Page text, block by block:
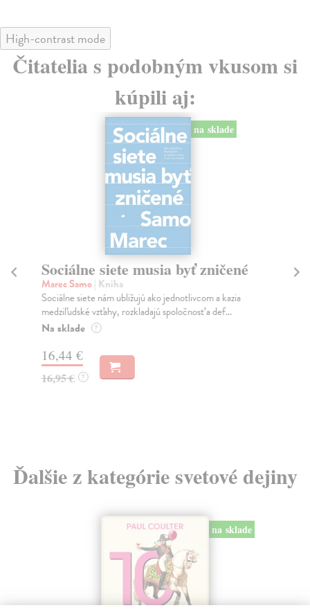
High-contrast mode
Čitatelia s podobným vkusom si
kúpili aj:
na sklade
Sociálne siete musia byť zničené
Marec Samo| Kniha
Sociálne siete nám ubližujú ako jednotlivcom a kazia
medziľudské vzťahy, rozkladajú spoločnosť a def...
Na sklade ?
16,44 €
16,95 € ?
Ďalšie z kategórie svetové dejiny
na sklade